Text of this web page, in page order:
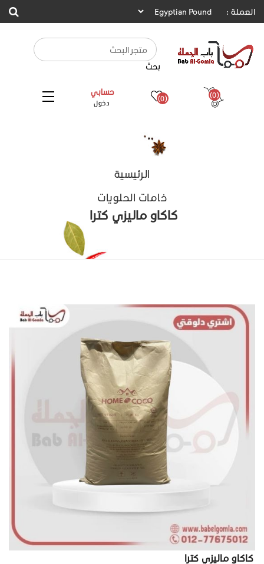
العملة :
بحث
حسابي
دخول (0) (0)
الرئيسية
خامات الحلويات
كاكاو ماليزي كترا
كاكاو ماليزي كترا